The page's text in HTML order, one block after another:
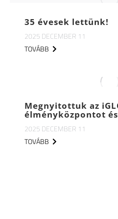
35 évesek lettünk!
2025 DECEMBER 11
TOVÁBB
Megnyitottuk az
élményközpontot
2025 DECEMBER 11
TOVÁBB